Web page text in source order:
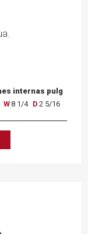
internas pulg
W8 1/4 D 2 5/16